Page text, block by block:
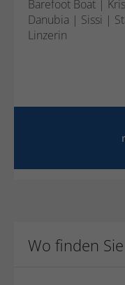
Barefoot Boat |
Danubia | Sissi |
Linzerin
Wo finden